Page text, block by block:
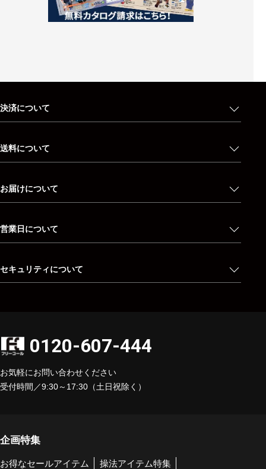
決済について
送料について
お届けについて
営業日について
セキュリティについて
0120-607-444
お気軽にお問い合わせください
受付時間／9:30～17:30（土日祝除く）
企画特集
お得なセールアイテム 操法アイテム特集